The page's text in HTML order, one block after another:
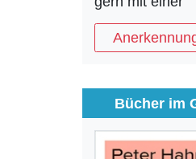
Bücher im